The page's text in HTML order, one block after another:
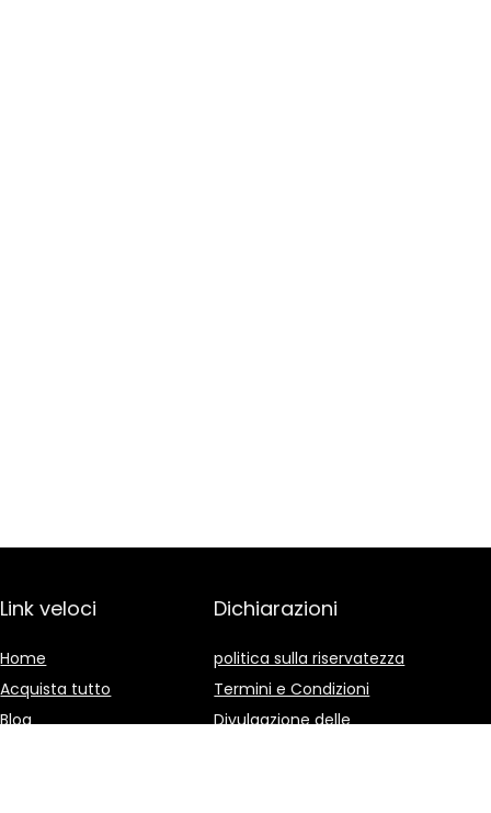
Link veloci
Home
Acquista tutto
Blog
Dichiarazioni
politica sulla riservatezza
Termini e Condizioni
Divulgazione delle